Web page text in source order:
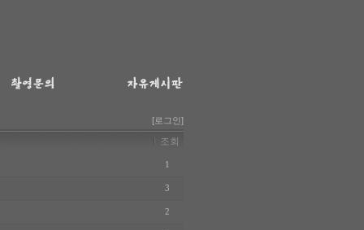
[로그인]
조회
1
3
2